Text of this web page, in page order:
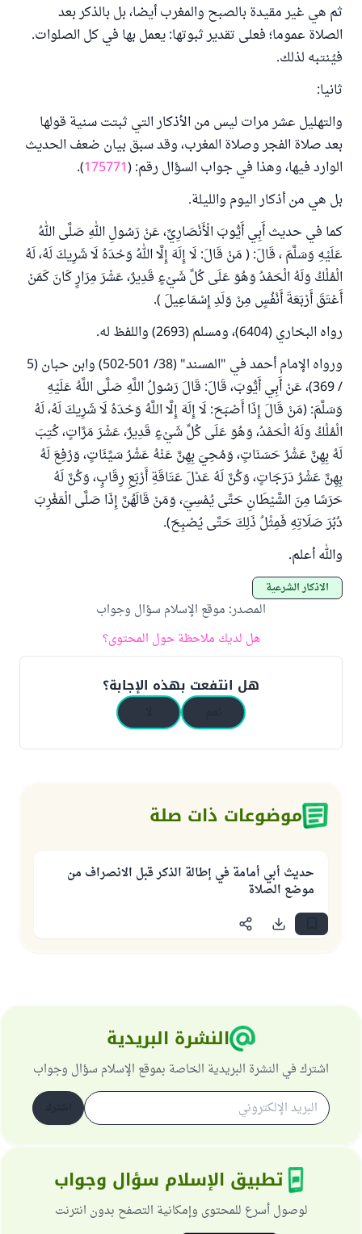
ثم هي غير مقيدة بالصبح والمغرب أيضا، بل بالذكر بعد
الصلاة عموما؛ فعلى تقدير ثبوتها: يعمل بها في كل الصلوات.
فيُنتبه لذلك.
ثانيا:
والتهليل عشر مرات ليس من الأذكار التي ثبتت سنية قولها
بعد صلاة الفجر وصلاة المغرب، وقد سبق بيان ضعف الحديث
الوارد فيها، وهذا في جواب السؤال رقم: (175771
).
بل هي من أذكار اليوم والليلة.
كما في حديث أَبِي أَيُّوبَ الْأَنْصَارِيِّ، عَنْ رَسُولِ اللهِ صَلَّى اللهُ
عَلَيْهِ وَسَلَّمَ ، قَالَ: ( مَنْ قَالَ: لَا إِلَهَ إِلَّا اللهُ وَحْدَهُ لَا شَرِيكَ لَهُ، لَهُ
الْمُلْكُ وَلَهُ الْحَمْدُ وَهُوَ عَلَى كُلِّ شَيْءٍ قَدِيرٌ، عَشْرَ مِرَارٍ كَانَ كَمَنْ
أَعْتَقَ أَرْبَعَةَ أَنْفُسٍ مِنْ وَلَدِ إِسْمَاعِيلَ ).
رواه البخاري (6404)، ومسلم (2693) واللفظ له.
ورواه الإمام أحمد في "المسند" (38/ 501-502) وابن حبان (5
/ 369)، عَنْ أَبِي أَيُّوبَ، قَالَ: قَالَ رَسُولُ اللَّهِ صَلَّى اللَّهُ عَلَيْهِ
وَسَلَّمَ: (مَنْ قَالَ إِذَا أَصْبَحَ: لَا إِلَهَ إِلَّا اللَّهُ وَحْدَهُ لَا شَرِيكَ لَهُ، لَهُ
الْمُلْكُ وَلَهُ الْحَمْدُ، وَهُوَ عَلَى كُلِّ شَيْءٍ قَدِيرٌ، عَشْرَ مَرَّاتٍ، كُتِبَ
لَهُ بِهِنَّ عَشْرُ حَسَنَاتٍ، وَمُحِيَ بِهِنَّ عَنْهُ عَشْرُ سَيِّئَاتٍ، وَرُفِعَ لَهُ
بِهِنَّ عَشْرُ دَرَجَاتٍ، وَكُنَّ لَهُ عَدْلَ عَتَاقَةِ أَرْبَعِ رِقَابٍ، وَكُنَّ لَهُ
حَرَسًا مِنَ الشَّيْطَانِ حَتَّى يُمْسِيَ، وَمَنْ قَالَهُنَّ إِذَا صَلَّى الْمَغْرِبَ
دُبُرَ صَلَاتِهِ فَمِثْلُ ذَلِكَ حَتَّى يُصْبِحَ).
والله أعلم.
الأذكار الشرعية
المصدر: موقع الإسلام سؤال وجواب
هل لديك ملاحظة حول المحتوى؟
هل انتفعت بهذه الإجابة؟
موضوعات ذات صلة
حديث أبي أمامة في إطالة الذكر قبل الانصراف من
موضع الصلاة
النشرة البريدية
اشترك في النشرة البريدية الخاصة بموقع الإسلام سؤال وجواب
تطبيق الإسلام سؤال وجواب
لوصول أسرع للمحتوى وإمكانية التصفح بدون انترنت